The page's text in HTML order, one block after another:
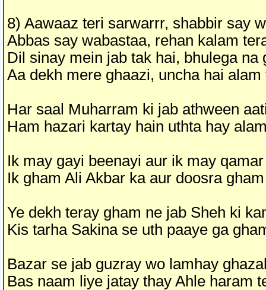
8) Aawaaz teri sarwarrr, shabbir say
Abbas say wabastaa, rehan kalam
Dil sinay mein jab tak hai, bhulega na
Aa dekh mere ghaazi, uncha hai
Har saal Muharram ki jab athween
Ham hazari kartay hain uthta hay
Ik may gayi beenayi aur ik may
Ik gham Ali Akbar ka aur doosra
Ye dekh teray gham ne jab Sheh ki
Kis tarha Sakina se uth paaye ga
Bazar se jab guzray wo lamhay
Bas naam liye jatay thay Ahle haram